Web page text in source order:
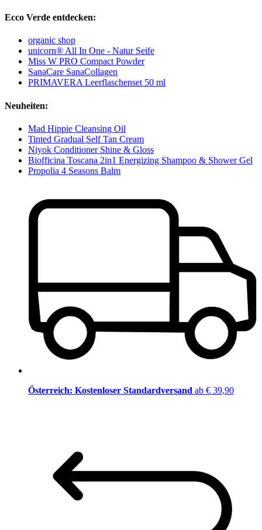
Ecco Verde entdecken:
organic shop
unicorn® All In One - Natur Seife
Miss W PRO Compact Powder
SanaCare SanaCollagen
PRIMAVERA Leerflaschenset 50 ml
Neuheiten:
Mad Hippie Cleansing Oil
Tinted Gradual Self Tan Cream
Niyok Conditioner Shine & Gloss
Biofficina Toscana 2in1 Energizing Shampoo & Shower Gel
Propolia 4 Seasons Balm
Österreich: Kostenloser Standardversand ab € 39,90